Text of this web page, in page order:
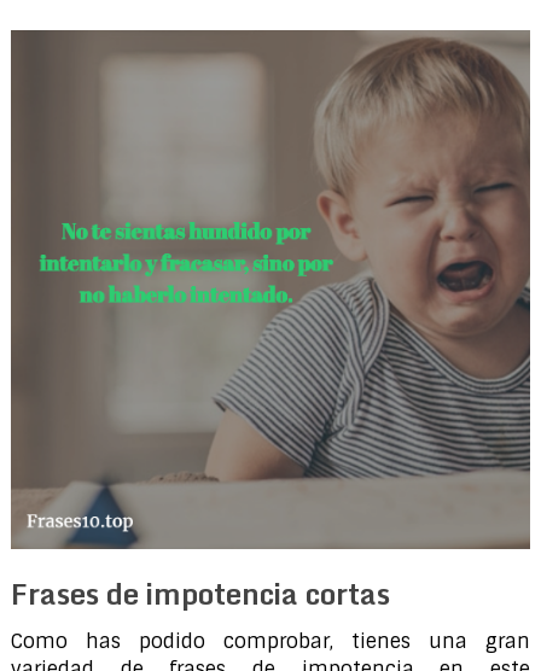
Frases de impotencia cortas
Como has podido comprobar, tienes una gran